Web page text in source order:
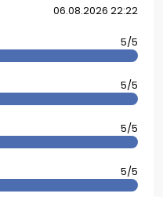
06.08.2026 22:22
5/5
5/5
5/5
5/5